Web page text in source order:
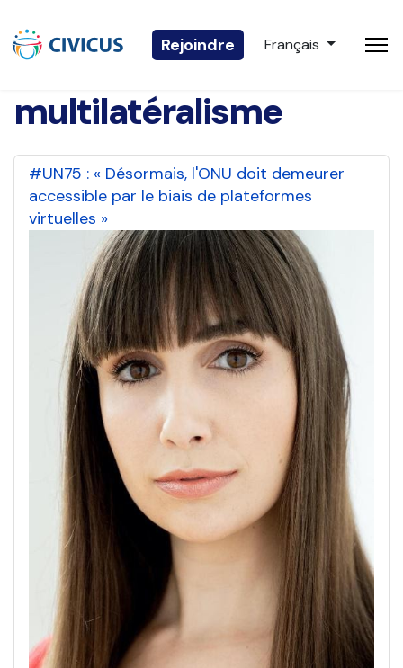
Rejoindre Sélectionnez votre
Français
multilatéralisme
#UN75 : « Désormais, l'ONU doit demeurer
accessible par le biais de plateformes
virtuelles »